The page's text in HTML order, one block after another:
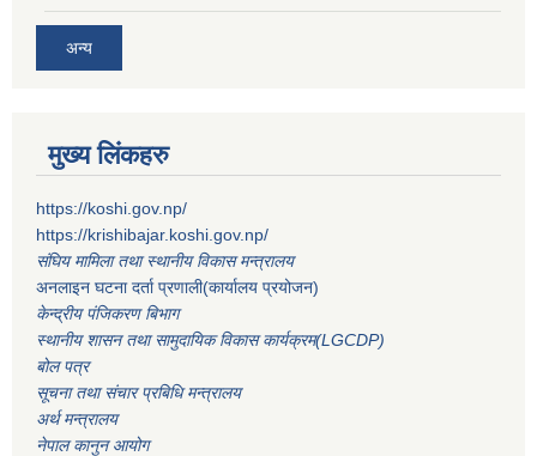
अन्य
मुख्य लिंकहरु
https://koshi.gov.np/
https://krishibajar.koshi.gov.np/
संघिय मामिला तथा स्थानीय विकास मन्त्रालय
अनलाइन घटना दर्ता प्रणाली(कार्यालय प्रयोजन)
केन्द्रीय पंजिकरण बिभाग
स्थानीय शासन तथा सामुदायिक विकास कार्यक्रम(LGCDP)
बोल पत्र
सूचना तथा संचार प्रबिधि मन्त्रालय
अर्थ मन्त्रालय
नेपाल कानुन आयोग